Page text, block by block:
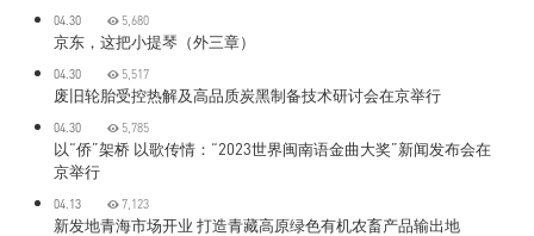
04.30 5,680
京东，这把小提琴（外三章）
04.30 5,517
废旧轮胎受控热解及高品质炭黑制备技术研讨会在京举行
04.30 5,785
以“侨”架桥 以歌传情：“2023世界闽南语金曲大奖”新闻发布会在
京举行
04.13 7,123
新发地青海市场开业 打造青藏高原绿色有机农畜产品输出地